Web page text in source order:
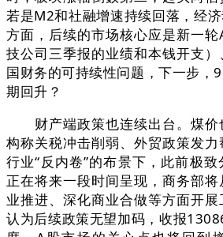
若是M2和社融增速持续回落，经
方面，后续的市场核心应是新一
技公司三季报的业绩和本钱开支
国财务的可持续性问题，下一步，
期回升？
财产端政策也连续出台。煤价
构称关税冲击削弱、外贸政策发
行业“反内卷”的布景下，此前极
正在将来一段时间呈现，商务部
业推进、深化商业合做等方面开
认为后续政策无望加码，收报